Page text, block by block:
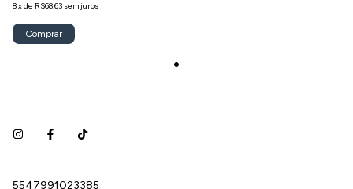
8xde R$68,63 sem juros
Comprar
5547991023385